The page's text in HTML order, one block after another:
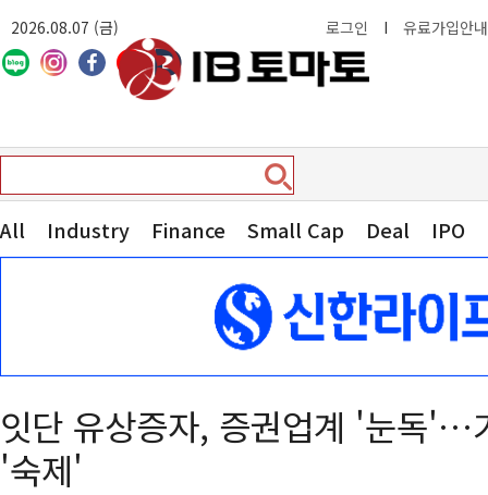
2026.08.07 (금) 로그인 I 유료가입안내
All Industry Finance Small Cap Deal IPO
잇단 유상증자, 증권업계 '눈독'…
'숙제'